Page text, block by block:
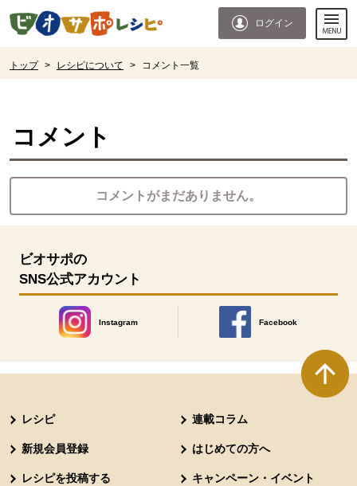
ページの先頭です。
ログイン
トップ > レシピについて > コメント一覧
コメント
コメントがまだありません。
ビオサポの
SNS公式アカウント
Instagram
別のウィンドウで開きます。
Facebook
別のウィンドウで開きます
レシピ 連載コラム
新規会員登録 はじめての方へ
レシピを投稿する キャンペーン・イベント